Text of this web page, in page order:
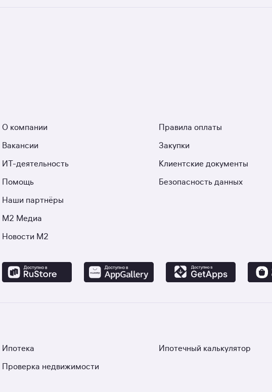
3 ЖК. Гарантия сделки: вернём полную стоимость
О компании
Вакансии
ИТ-деятельность
Помощь
Наши партнёры
М2 Медиа
Новости М2
Правила оплаты
Закупки
Клиентские документы
Безопасность данных
Ипотека Ипотечный калькулятор
Проверка недвижимости